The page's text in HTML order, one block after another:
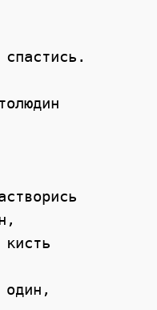
один,